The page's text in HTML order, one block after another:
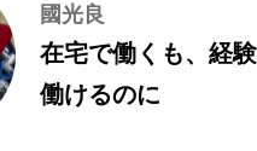
國光良
在宅で働くも、経
働けるのに